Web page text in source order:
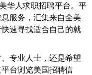
华人求职招聘平台。平
服务，汇集来自全美
速寻找适合自己的就
专业人士，还是希望
台浏览美国招聘信